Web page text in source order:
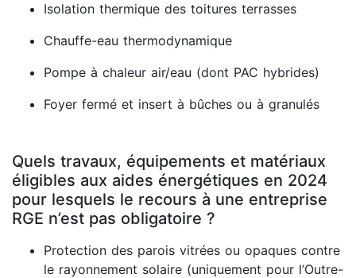
Isolation thermique des toitures terrasses
Chauffe-eau thermodynamique
Pompe à chaleur air/eau (dont PAC hybrides)
Foyer fermé et insert à bûches ou à granulés
Quels travaux, équipements et matériaux
éligibles aux aides énergétiques en 2024
pour lesquels le recours à une entreprise
RGE n’est pas obligatoire ?
Protection des parois vitrées ou opaques contre
le rayonnement solaire (uniquement pour l’Outre-